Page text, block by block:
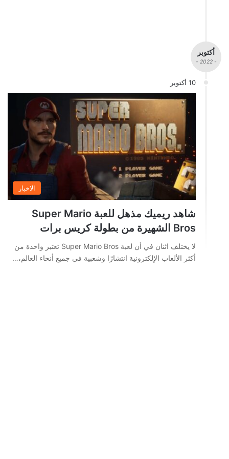
أكتوبر
- 2022 -
10 أكتوبر
الاخبار
شاهد ريميك مذهل للعبة Super Mario
Bros الشهيرة من بطولة كريس برات
لا يختلف اثنان في أن لعبة Super Mario Bros تعتبر واحدة من
أكثر الألعاب الإلكترونية انتشارًا وشعبية في جميع أنحاء العالم،…